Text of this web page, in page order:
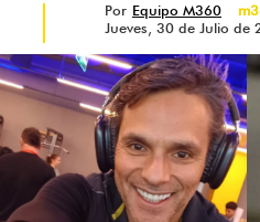
Por Equipo M360
Jueves, 30 de Julio de